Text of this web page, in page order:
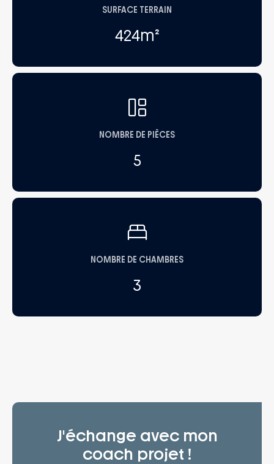
SURFACE TERRAIN
424m²
NOMBRE DE PIÈCES
5
NOMBRE DE CHAMBRES
3
J'échange avec mon
coach projet !